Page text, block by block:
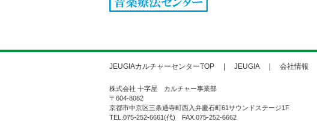
JEUGIAカルチャーセンターTOP JEUGIA 会社情報
株式会社 十字屋 カルチャー事業部
〒604-8082
京都市中京区三条通寺町西入弁慶石町61サウンドステージ1F
TEL.075-252-6661(代) FAX.075-252-6662